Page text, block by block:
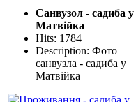
Санвузол - садиба у
Матвійка
Hits: 1784
Description: Фото
санвузла - садиба у
Матвійка